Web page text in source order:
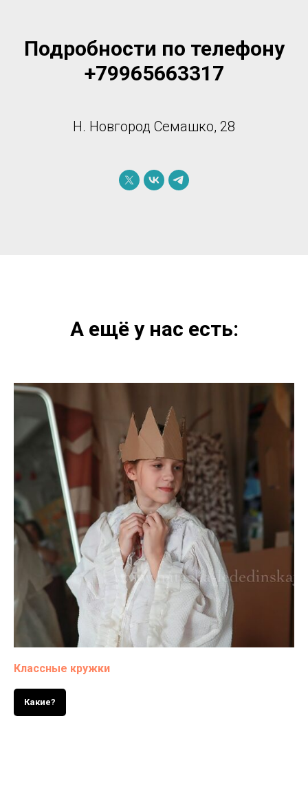
Подробности по телефону
+79965663317
Н. Новгород Семашко, 28
А ещё у нас есть:
Классные кружки
Какие?